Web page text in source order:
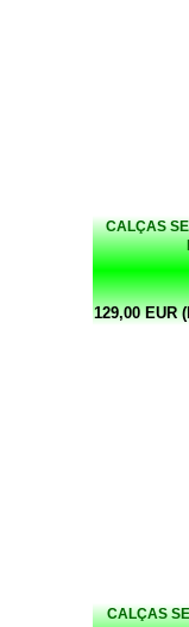
CALÇAS
129,00 EUR
CALÇAS